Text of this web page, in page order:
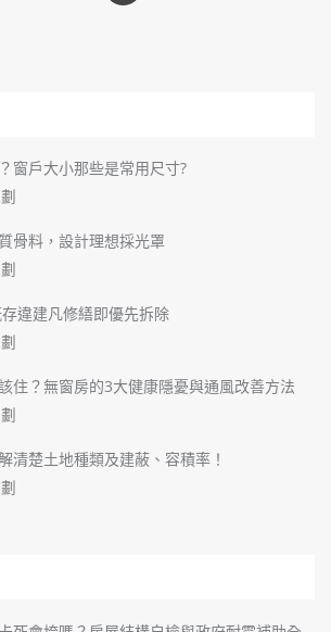
窗戶大小那些是常用尺寸?
骨料，設計理想採光罩
違建凡修繕即優先拆除
住？無窗房的3大健康隱憂與通風改善方法
清楚土地種類及建蔽、容積率！